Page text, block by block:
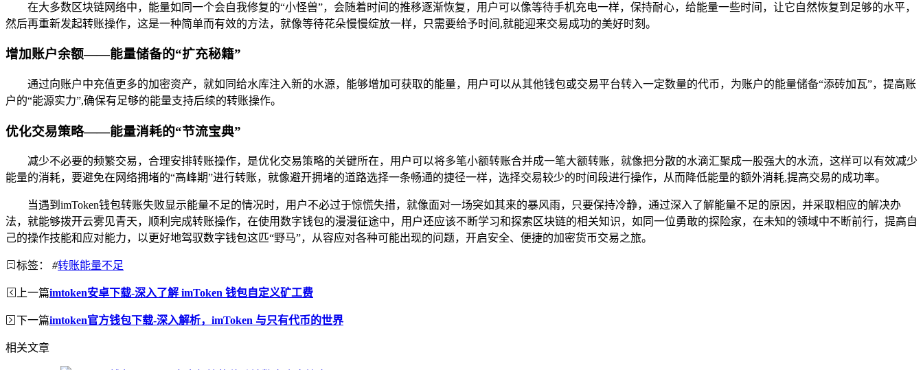
在大多数区块链网络中，能量如同一个会自我修复的“小怪兽”，会随着时间的推移逐渐恢复，用户可以像等待手机充电一样，保持耐心，给能量一些时间，让它自然恢复到足够的水平，
然后再重新发起转账操作，这是一种简单而有效的方法，就像等待花朵慢慢绽放一样，只需要给予时间,就能迎来交易成功的美好时刻。
增加账户余额——能量储备的“扩充秘籍”
通过向账户中充值更多的加密资产，就如同给水库注入新的水源，能够增加可获取的能量，用户可以从其他钱包或交易平台转入一定数量的代币，为账户的能量储备“添砖加瓦”，提高账
户的“能源实力”,确保有足够的能量支持后续的转账操作。
优化交易策略——能量消耗的“节流宝典”
减少不必要的频繁交易，合理安排转账操作，是优化交易策略的关键所在，用户可以将多笔小额转账合并成一笔大额转账，就像把分散的水滴汇聚成一股强大的水流，这样可以有效减少
能量的消耗，要避免在网络拥堵的“高峰期”进行转账，就像避开拥堵的道路选择一条畅通的捷径一样，选择交易较少的时间段进行操作，从而降低能量的额外消耗,提高交易的成功率。
当遇到imToken钱包转账失败显示能量不足的情况时，用户不必过于惊慌失措，就像面对一场突如其来的暴风雨，只要保持冷静，通过深入了解能量不足的原因，并采取相应的解决办
法，就能够拨开云雾见青天，顺利完成转账操作，在使用数字钱包的漫漫征途中，用户还应该不断学习和探索区块链的相关知识，如同一位勇敢的探险家，在未知的领域中不断前行，提高自
己的操作技能和应对能力，以更好地驾驭数字钱包这匹“野马”，从容应对各种可能出现的问题，开启安全、便捷的加密货币交易之旅。
标签： #转账能量不足
上一篇imtoken安卓下载-深入了解 imToken 钱包自定义矿工费
下一篇imtoken官方钱包下载-深入解析，imToken 与只有代币的世界
相关文章